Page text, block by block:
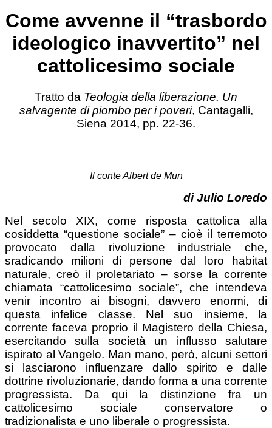
Come avvenne il “trasbordo
ideologico inavvertito” nel
cattolicesimo sociale
Tratto da Teologia della liberazione. Un
salvagente di piombo per i poveri, Cantagalli,
Siena 2014, pp. 22-36.
Il conte Albert de Mun
di Julio Loredo
Nel secolo XIX, come risposta cattolica alla
cosiddetta “questione sociale” – cioè il terremoto
provocato dalla rivoluzione industriale che,
sradicando milioni di persone dal loro habitat
naturale, creò il proletariato – sorse la corrente
chiamata “cattolicesimo sociale”, che intendeva
venir incontro ai bisogni, davvero enormi, di
questa infelice classe. Nel suo insieme, la
corrente faceva proprio il Magistero della Chiesa,
esercitando sulla società un influsso salutare
ispirato al Vangelo. Man mano, però, alcuni settori
si lasciarono influenzare dallo spirito e dalle
dottrine rivoluzionarie, dando forma a una corrente
progressista. Da qui la distinzione fra un
cattolicesimo sociale conservatore o
tradizionalista e uno liberale o progressista.